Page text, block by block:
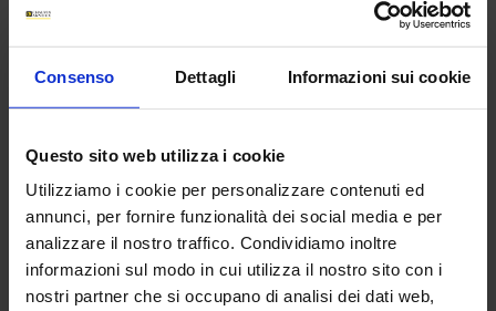
Consenso Dettagli Informazioni sui cookie
Questo sito web utilizza i cookie
Utilizziamo i cookie per personalizzare contenuti ed
annunci, per fornire funzionalità dei social media e per
analizzare il nostro traffico. Condividiamo inoltre
informazioni sul modo in cui utilizza il nostro sito con i
nostri partner che si occupano di analisi dei dati web,
AREA ACCOUNT PERSONALE
NUOVO UTENTE
Create un account per gestire
facilmente i vostri contenuti e per
approfittare di tutti i vantaggi offerti dai
siti del gruppo Chauvin Arnoux.